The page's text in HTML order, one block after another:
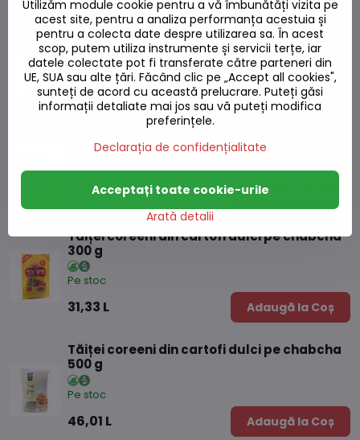
9,03 L Adaugă la Coș
Tăiței orientali 907g
Pe stoc
18,87 L Adaugă la Coș
Nongshim 62g
8,56 L Adaugă la Coș
Tăiței coreeni din cartofi dulci pe chabcha
300 g
Pe stoc
31,33 L Adaugă la Coș
Tăiței coreeni din cartofi dulci pe chabcha
500 g
Pe stoc
46,01 L Adaugă la Coș
Utilizăm module cookie pentru a vă îmbunătăți vizita pe
acest site, pentru a analiza performanța acestuia și
pentru a colecta date despre utilizarea sa. În acest
scop, putem utiliza instrumente și servicii terțe, iar
datele colectate pot fi transferate către parteneri din
UE, SUA sau alte țări. Făcând clic pe „Accept all cookies",
sunteți de acord cu această prelucrare. Puteți găsi
informații detaliate mai jos sau vă puteți modifica
preferințele.
Declarația de confidențialitate
Arată detalii
Acceptați toate cookie-urile